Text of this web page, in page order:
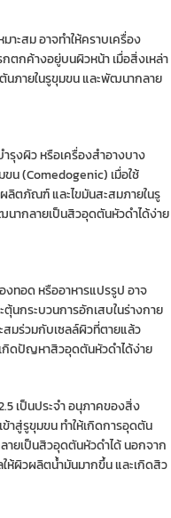
าะสม อาจทำให้คราบเครื่อง
ตกค้างอยู่บนผิวหน้า เมื่อสิ่งเหล่า
นภายในรูขุมขน และพัฒนากลาย
งผิว หรือเครื่องสำอางบาง
น (Comedogenic) เมื่อใช้
ลิตภัณฑ์ และไขมันสะสมภายในรู
ากลายเป็นสิวอุดตันหัวดำได้ง่าย
งทอด หรืออาหารแปรรูป อาจ
นกระบวนการอักเสบในร่างกาย
สมร่วมกับเซลล์ผิวที่ตายแล้ว
กิดปัญหาสิวอุดตันหัวดำได้ง่าย
เป็นประจำ อนุภาคของสิ่ง
าสู่รูขุมขน ทำให้เกิดการอุดตัน
ยเป็นสิวอุดตันหัวดำได้ นอกจาก
ห้ผิวผลิตน้ำมันมากขึ้น และเกิดสิว